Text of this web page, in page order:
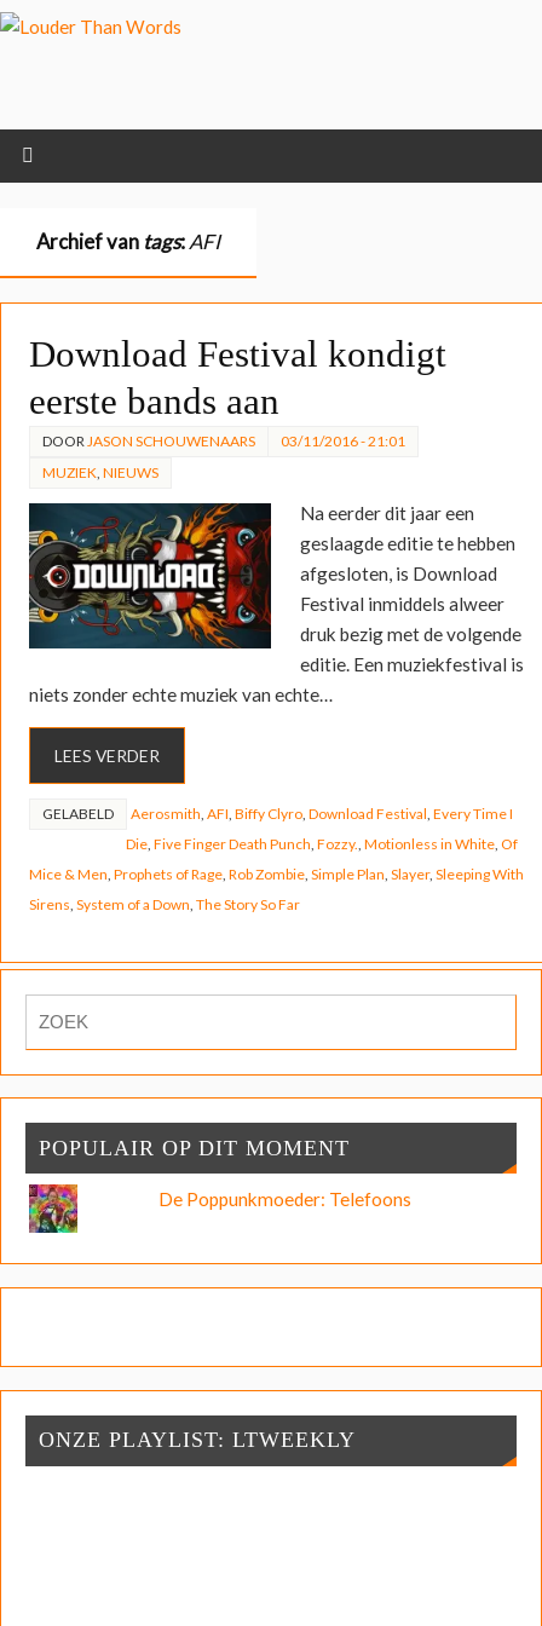
Archief van tags:AFI
Download Festival kondigt
eerste bands aan
DOORJASON SCHOUWENAARS
03/11/2016 - 21:01
MUZIEK, NIEUWS
Na eerder dit jaar een
geslaagde editie te hebben
afgesloten, is Download
Festival inmiddels alweer
druk bezig met de volgende
editie. Een muziekfestival is
niets zonder echte muziek van echte…
LEES VERDER
GELABELD Aerosmith, AFI, Biffy Clyro, Download Festival, Every Time I
Die, Five Finger Death Punch, Fozzy., Motionless in White, Of
Mice & Men, Prophets of Rage, Rob Zombie, Simple Plan, Slayer, Sleeping With
Sirens, System of a Down, The Story So Far
POPULAIR OP DIT MOMENT
De Poppunkmoeder: Telefoons
ONZE PLAYLIST: LTWEEKLY